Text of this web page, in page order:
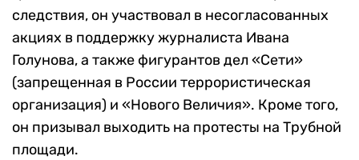
следствия, он участвовал в несогласованных
акциях в поддержку журналиста Ивана
Голунова, а также фигурантов дел «Сети»
(запрещенная в России террористическая
организация) и «Нового Величия». Кроме того,
он призывал выходить на протесты на Трубной
площади.